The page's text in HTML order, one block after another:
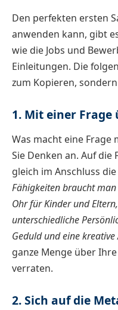
Den perfekten ersten
anwenden kann, gibt
wie die Jobs und
Einleitungen. Die
zum Kopieren,
1. Mit einer Frage
Was macht eine Frage
Sie Denken an. Auf die
gleich im Anschluss
Fähigkeiten braucht
Ohr für Kinder und
unterschiedliche
Geduld und eine kreative
ganze Menge über
verraten.
2. Sich auf die